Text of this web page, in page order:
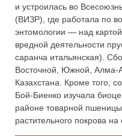
и устроилась во
(ВИЗР), где работала по
энтомологии — над
вредной деятельности
саранча итальянская).
Восточной, Южной, Алма-
Казахстана. Кроме того,
Бой-Биенко изучала
районе товарной
растительного покрова